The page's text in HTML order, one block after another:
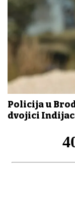
Policija u
dvojici